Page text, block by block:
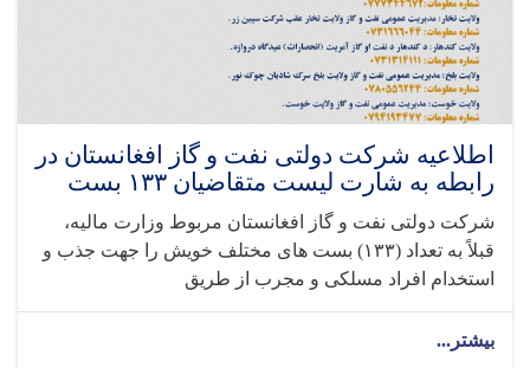
اطلاعیه شرکت دولتی نفت و گاز افغانستان در
رابطه به شارت لیست متقاضیان ۱۳۳ بست
شرکت دولتی نفت و گاز افغانستان مربوط وزارت مالیه،
قبلاً به تعداد (۱۳۳) بست های مختلف خویش را جهت جذب و
استخدام افراد مسلکی و مجرب از طریق
بیشتر...